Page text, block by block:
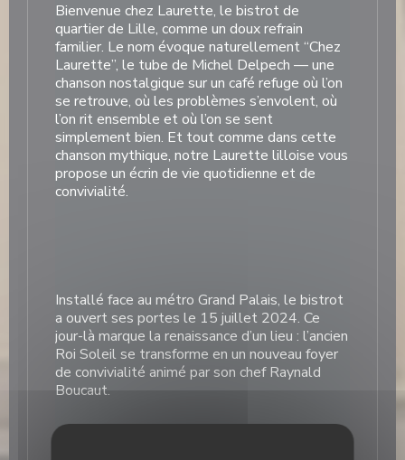
Bienvenue chez Laurette, le bistrot de
quartier de Lille, comme un doux refrain
familier. Le nom évoque naturellement “Chez
Laurette”, le tube de Michel Delpech — une
chanson nostalgique sur un café refuge où l’on
se retrouve, où les problèmes s’envolent, où
l’on rit ensemble et où l’on se sent
simplement bien. Et tout comme dans cette
chanson mythique, notre Laurette lilloise vous
propose un écrin de vie quotidienne et de
convivialité.
Installé face au métro Grand Palais, le bistrot
a ouvert ses portes le 15 juillet 2024. Ce
jour-là marque la renaissance d’un lieu : l’ancien
Roi Soleil se transforme en un nouveau foyer
de convivialité animé par son chef Raynald
Boucaut.